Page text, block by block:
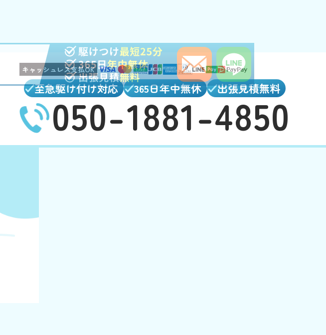
キャッシュレス支払OK
至急駆け付け対応 365日年中無休 出張見積無料
050-1881-4850